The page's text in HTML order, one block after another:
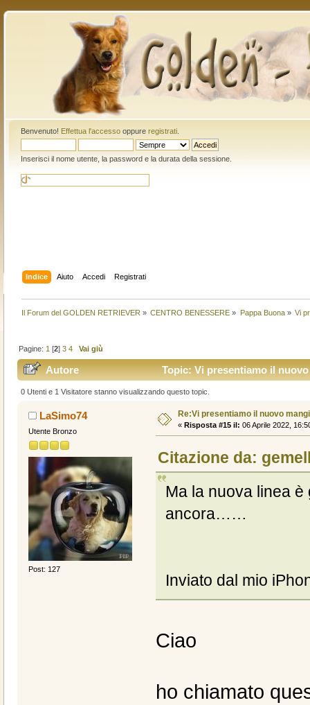
Benvenuto! Effettua l'accessooppure registrati.
Inserisci il nome utente, la password e la durata della sessione.
Indice Aiuto Accedi Registrati
Il Forum del GOLDEN RETRIEVER » CENTRO BENESSERE » Pappa Buona» Vi
Pagine: 1 [2]3 4 Vai giù
Autore Topic: Vi presentiamo il
0 Utenti e 1 Visitatore stanno visualizzando questo topic.
LaSimo74
Utente Bronzo
Post: 127
Re:Vi presentiamo il nuovo
« Risposta #15 il: 06 Aprile 2022,
Citazione da:
Ma la nuova linea
ancora……
Inviato dal mio
Ciao
ho chiamato